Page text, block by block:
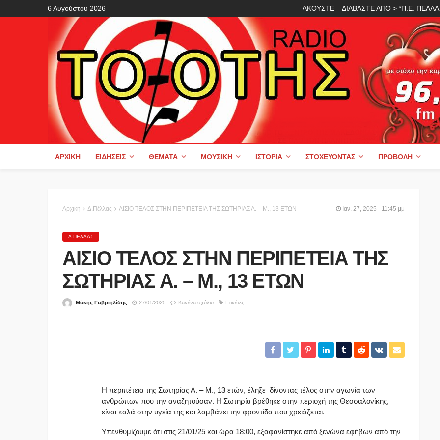
6 Αυγούστου 2026 ΑΚΟΥΣΤΕ – ΔΙΑΒΑΣΤΕ ΑΠΟ > *Π.Ε.
ΑΡΧΙΚΉ ΕΙΔΉΣΕΙΣ ΘΈΜΑΤΑ ΜΟΥΣΙΚΉ ΙΣΤΟΡΊΑ ΣΤΟΧΕΎΟΝΤΑΣ ΠΡΟΒΟΛΉ
Αρχική Δ.Πέλλας ΑΙΣΙΟ ΤΕΛΟΣ ΣΤΗΝ ΠΕΡΙΠΕΤΕΙΑ ΤΗΣ ΣΩΤΗΡΙΑΣ Α. – Μ., 13 ΕΤΩΝ Ιαν. 27, 2025 - 11:45 μμ
Δ.ΠΈΛΛΑΣ
ΑΙΣΙΟ ΤΕΛΟΣ ΣΤΗΝ ΠΕΡΙΠΕΤΕΙΑ ΤΗΣ
ΣΩΤΗΡΙΑΣ Α. – Μ., 13 ΕΤΩΝ
Μάκης Γαβριηλίδης 27/01/2025 Κανένα σχόλιο Ετικέτες
Η περιπέτεια της Σωτηρίας Α. – Μ., 13 ετών, έληξε δίνοντας τέλος στην αγωνία των
ανθρώπων που την αναζητούσαν. Η Σωτηρία βρέθηκε στην περιοχή της Θεσσαλονίκης,
είναι καλά στην υγεία της και λαμβάνει την φροντίδα που χρειάζεται.
Υπενθυμίζουμε ότι στις 21/01/25 και ώρα 18:00, εξαφανίστηκε από ξενώνα εφήβων από την
Καβάλας
06/08/2026
ΑΘΛΗΤΙΚΆ
Προκηρύξεις και δηλώσεις
συμμετοχής πρωταθλημάτων και
ΠΡΩΤΑΘΛΗΜΑΤΟΣ 2026-2027.
27.
06/08/2026